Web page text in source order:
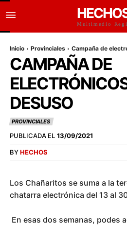
Multimedio
Inicio Provinciales Campaña de
CAMPAÑA DE
DESUSO
PROVINCIALES
PUBLICADA EL 13/09/2021
BYHECHOS
Los Chañaritos se suma a la
chatarra electrónica del 13 al
En esas dos semanas, podes